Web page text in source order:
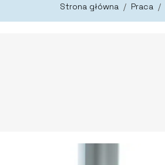
Strona główna / Praca /